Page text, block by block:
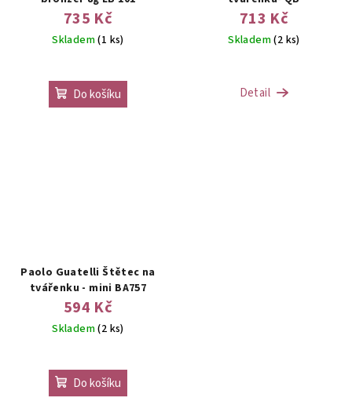
735 Kč
Skladem(1 ks)
Do košíku
713 Kč
Skladem(2 ks)
Detail
Paolo Guatelli Štětec na
tvářenku - mini BA757
594 Kč
Skladem(2 ks)
Do košíku